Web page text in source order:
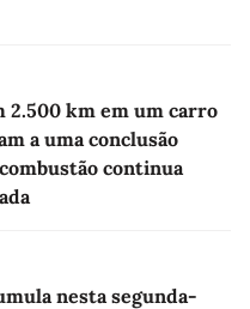
2.500 km em um carro
a uma conclusão
continua
nesta segunda-